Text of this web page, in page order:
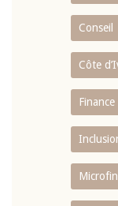
Conseil
Côte